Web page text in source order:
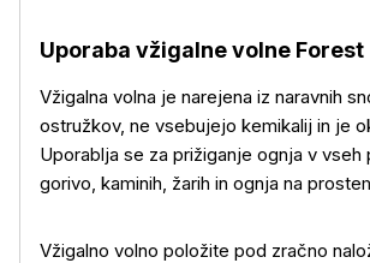
Uporaba vžigalne volne Forest
Vžigalna volna je narejena iz naravnih
ostružkov, ne vsebujejo kemikalij in je
Uporablja se za prižiganje ognja v vseh
gorivo, kaminih, žarih in ognja na
Vžigalno volno položite pod zračno